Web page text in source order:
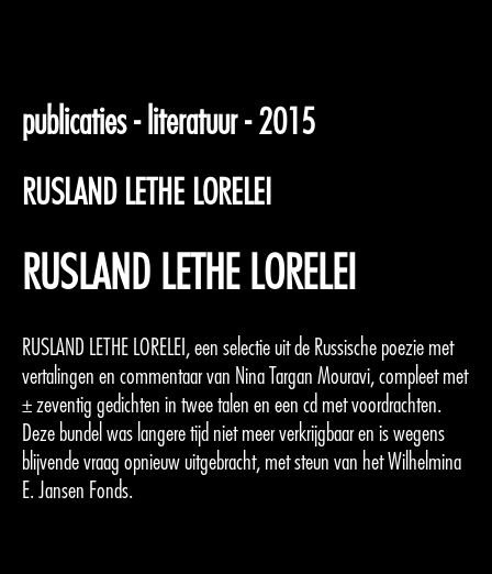
publicaties - literatuur - 2015
RUSLAND LETHE LORELEI
RUSLAND LETHE LORELEI
RUSLAND LETHE LORELEI, een selectie uit de Russische poezie met
vertalingen en commentaar van Nina Targan Mouravi, compleet met
± zeventig gedichten in twee talen en een cd met voordrachten.
Deze bundel was langere tijd niet meer verkrijgbaar en is wegens
blijvende vraag opnieuw uitgebracht, met steun van het Wilhelmina
E. Jansen Fonds.